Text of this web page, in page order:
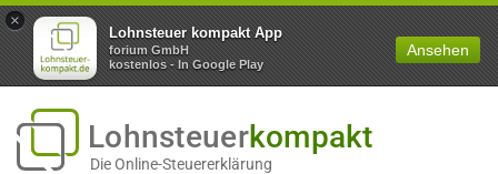
×
Lohnsteuer kompakt App
forium GmbH
kostenlos - In Google Play
Ansehen
Lohnsteuerkompakt
Die Online-Steuererklärung